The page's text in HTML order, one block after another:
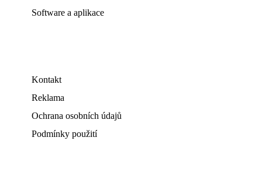
Software a aplikace
Kontakt
Reklama
Ochrana osobních údajů
Podmínky použití